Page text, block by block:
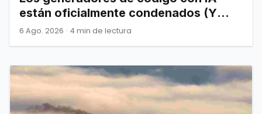
están oficialmente condenados (Y
Joel Spolsky nos lo advirtió)
6 Ago. 2026 · 4 min de lectura